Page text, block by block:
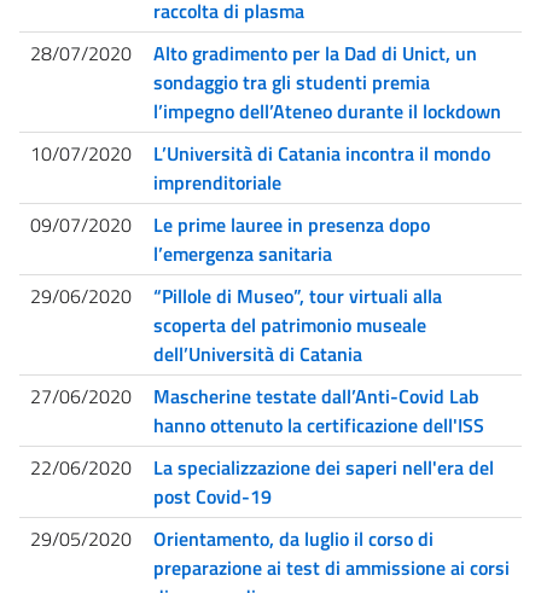
raccolta di plasma
28/07/2020
Alto gradimento per la Dad di Unict, un
sondaggio tra gli studenti premia
l’impegno dell’Ateneo durante il lockdown
10/07/2020
L’Università di Catania incontra il mondo
imprenditoriale
09/07/2020
Le prime lauree in presenza dopo
l’emergenza sanitaria
29/06/2020
“Pillole di Museo”, tour virtuali alla
scoperta del patrimonio museale
dell’Università di Catania
27/06/2020
Mascherine testate dall’Anti-Covid Lab
hanno ottenuto la certificazione dell'ISS
22/06/2020
La specializzazione dei saperi nell'era del
post Covid-19
29/05/2020
Orientamento, da luglio il corso di
preparazione ai test di ammissione ai corsi